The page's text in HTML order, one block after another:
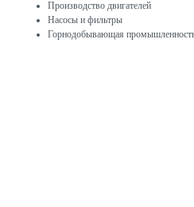
Производство двигателей
Насосы и фильтры
Горнодобывающая